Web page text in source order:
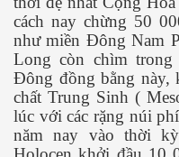
cách nay chừng 50
như miền Đông Nam
Long còn chìm trong
Đông đồng bằng này,
chất Trung Sinh (
lúc với các rặng núi
năm nay vào thời
do thất mùa
- Mông